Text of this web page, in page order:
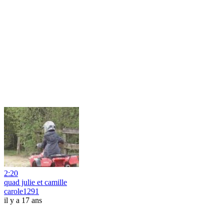
2:20
quad julie et camille
carole1291
il y a 17 ans